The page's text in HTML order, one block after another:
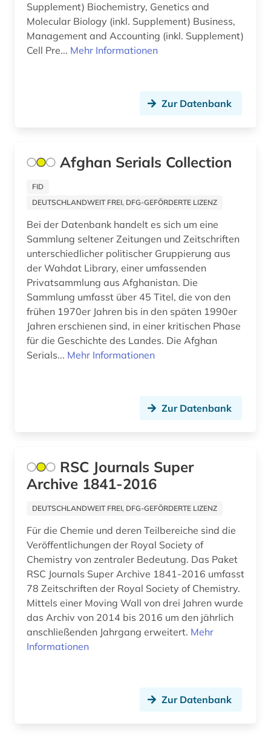
lettland (1)
liechtenstein (1)
low countries studies (1)
materialwissenschaft (1)
mathematik (3)
medienwissenschaft (3)
medizin (10)
militär (2)
mla international bibliography (1)
articles on the modern languages and literatures
(1)
modellierung (1)
moldawien (1)
molekularbiologie (3)
molekularphysik und chemische physik (1)
monitoring (1)
mudjahedin (1)
Supplement) Biochemistry, Genetics and
Molecular Biology (inkl. Supplement) Business,
Management and Accounting (inkl. Supplement)
Cell Pre... Mehr Informationen
Zur Datenbank
Afghan Serials Collection
FID
DEUTSCHLANDWEIT FREI, DFG-GEFÖRDERTE LIZENZ
Bei der Datenbank handelt es sich um eine
Sammlung seltener Zeitungen und Zeitschriften
unterschiedlicher politischer Gruppierung aus
der Wahdat Library, einer umfassenden
Privatsammlung aus Afghanistan. Die
Sammlung umfasst über 45 Titel, die von den
frühen 1970er Jahren bis in den späten 1990er
Jahren erschienen sind, in einer kritischen Phase
für die Geschichte des Landes. Die Afghan
Serials... Mehr Informationen
Zur Datenbank
RSC Journals Super
Archive 1841-2016
DEUTSCHLANDWEIT FREI, DFG-GEFÖRDERTE LIZENZ
Für die Chemie und deren Teilbereiche sind die
Veröffentlichungen der Royal Society of
Chemistry von zentraler Bedeutung. Das Paket
RSC Journals Super Archive 1841-2016 umfasst
78 Zeitschriften der Royal Society of Chemistry.
Mittels einer Moving Wall von drei Jahren wurde
das Archiv von 2014 bis 2016 um den jährlich
anschließenden Jahrgang erweitert. Mehr
Informationen
Zur Datenbank